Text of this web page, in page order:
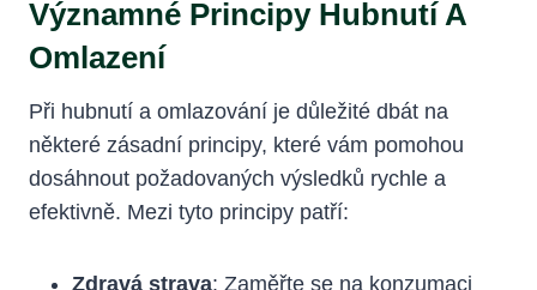
Významné ⁤principy Hubnutí A
Omlazení
Při hubnutí a omlazování je důležité dbát na
některé zásadní principy, které vám pomohou
dosáhnout požadovaných výsledků rychle a
efektivně. Mezi tyto principy patří:
Zdravá strava: Zaměřte se na konzumaci